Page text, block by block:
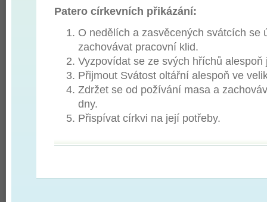
Patero církevních přikázání:
O nedělích a zasvěcených svátcích se
zachovávat pracovní klid.
Vyzpovídat se ze svých hříchů alespoň
Přijmout Svátost oltářní alespoň ve
Zdržet se od požívání masa a
dny.
Přispívat církvi na její potřeby.